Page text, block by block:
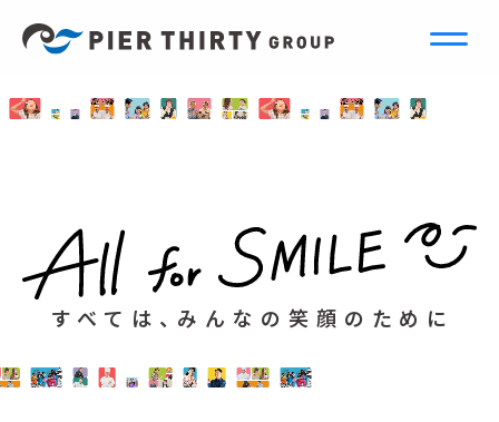
すべては、みんなの笑顔のために